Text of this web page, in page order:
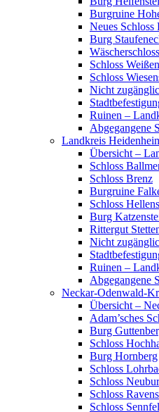
Burgruine
Neues Schloss
Burg
Wäscherschloss
Schloss
Schloss
Nicht
Ruinen –
Abgegangene
Landkreis
Übersicht –
Schloss
Schloss Brenz
Burgruine
Schloss
Burg
Rittergut
Nicht
Ruinen –
Abgegangene
Neckar-Odenwald-
Übersicht –
Adam’sches
Burg
Schloss
Burg Hornberg
Schloss
Schloss
Schloss
Schloss